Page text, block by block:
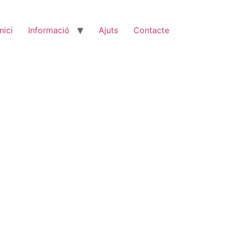
Informació Ajuts Contacte